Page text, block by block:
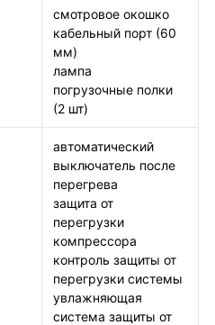
смотровое окошко
кабельный порт (60
мм)
лампа
погрузочные полки
(2 шт)
автоматический
выключатель после
перегрева
защита от
перегрузки
компрессора
контроль защиты от
перегрузки системы
увлажняющая
система защиты от